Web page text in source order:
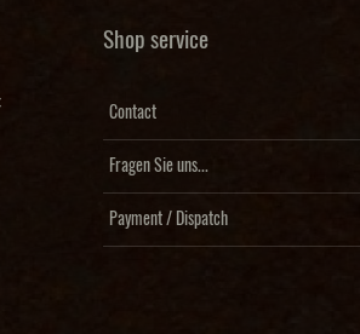
Shop service
Contact
Fragen Sie uns...
Payment / Dispatch